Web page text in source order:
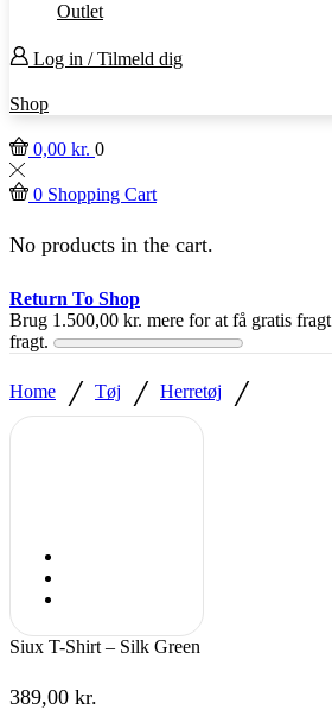
Outlet
Log in / Tilmeld dig
Shop
0,00 kr. 0
0 Shopping Cart
No products in the cart.
Return To Shop
Brug 1.500,00 kr. mere for at få gratis fragt
fragt.
Home / Tøj / Herretøj /
Siux T-Shirt – Silk Green
389,00 kr.